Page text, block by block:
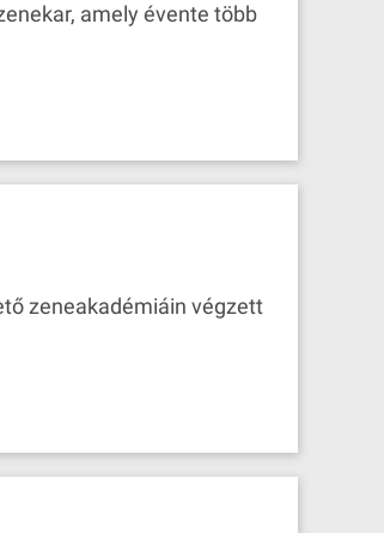
amely évente több
zeneakadémiáin végzett